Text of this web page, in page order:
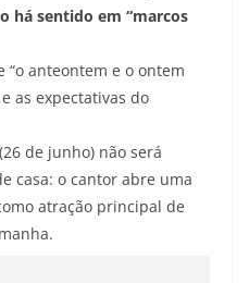
há sentido em “marcos
“o anteontem e o ontem
as expectativas do
de junho) não será
casa: o cantor abre uma
atração principal de